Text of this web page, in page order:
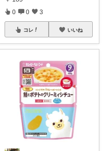
0 0 3
コレ いいね